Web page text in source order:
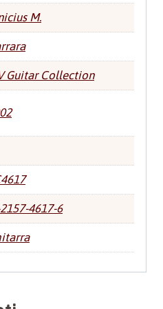
M.
Guitar Collection
4617-6